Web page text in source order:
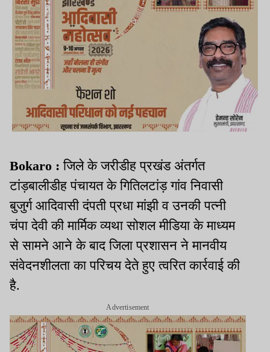
Bokaro :जिले के जरीडीह प्रखंड अंतर्गत
टांड़बालीडीह पंचायत के गितिलटांड़ गांव निवासी
बुजुर्ग आदिवासी दंपती प्रधा मांझी व उनकी पत्नी
चंपा देवी की मार्मिक व्यथा सोशल मीडिया के माध्यम
से सामने आने के बाद जिला प्रशासन ने मानवीय
संवेदनशीलता का परिचय देते हुए त्वरित कार्रवाई की
है.
Advertisement